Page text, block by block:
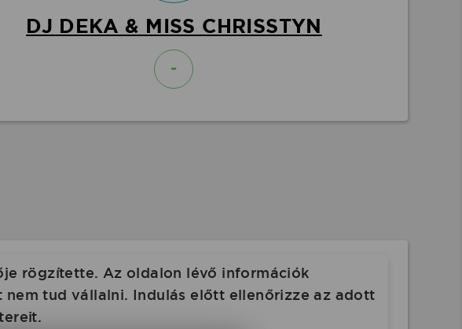
DJ DEKA & MISS CHRISSTYN
-
rögzítette. Az oldalon lévő információk
tud vállalni. Indulás előtt ellenőrizze az adott